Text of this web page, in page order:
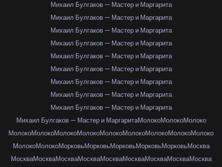
Михаил Булгаков — Мастер и Маргарита
Михаил Булгаков — Мастер и Маргарита
Михаил Булгаков — Мастер и Маргарита
Михаил Булгаков — Мастер и Маргарита
Михаил Булгаков — Мастер и Маргарита
Михаил Булгаков — Мастер и Маргарита
Михаил Булгаков — Мастер и Маргарита
Михаил Булгаков — Мастер и Маргарита
Михаил Булгаков — Мастер и Маргарита
Михаил Булгаков — Мастер и МаргаритаМолокоМолокоМолоко
МолокоМолокоМолокоМолокоМолокоМолокоМолокоМолокоМолоко
МолокоМолокоМорковьМорковьМорковьМорковьМорковьМосква
МоскваМоскваМоскваМоскваМоскваМоскваМоскваМоскваМосква